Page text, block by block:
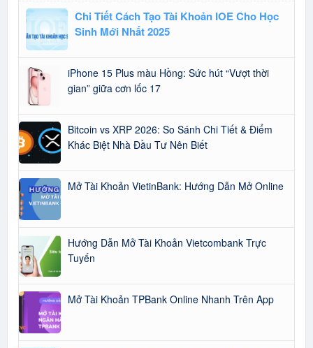
Chi Tiết Cách Tạo Tài Khoản IOE Cho Học
Sinh Mới Nhất 2025
iPhone 15 Plus màu Hồng: Sức hút “Vượt thời
gian” giữa cơn lốc 17
Bitcoin vs XRP 2026: So Sánh Chi Tiết & Điểm
Khác Biệt Nhà Đầu Tư Nên Biết
Mở Tài Khoản VietinBank: Hướng Dẫn Mở Online
Hướng Dẫn Mở Tài Khoản Vietcombank Trực
Tuyến
Mở Tài Khoản TPBank Online Nhanh Trên App